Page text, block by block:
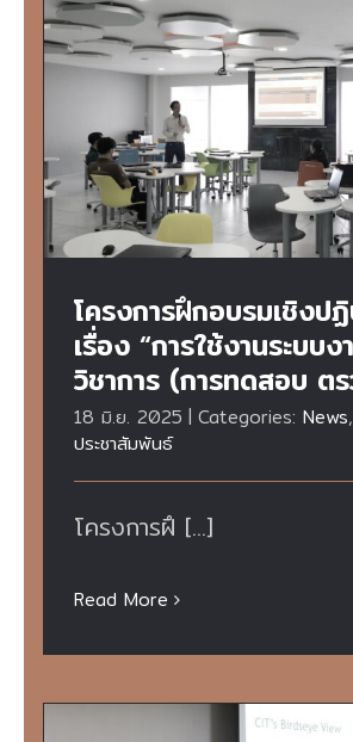
โครงการฝึกอบรมเชิงปฏิบัติการ เ
งานระบบงานบริการวิชาการ (
ตรวจสอบ)”
โครงการฝึกอบรมเชิงป
เรื่อง “การใช้งานระบบ
วิชาการ (การทดสอบ ต
18 มิ.ย. 2025 | Categories: News,
ประชาสัมพันธ์
โครงการฝึ [...]
Read More